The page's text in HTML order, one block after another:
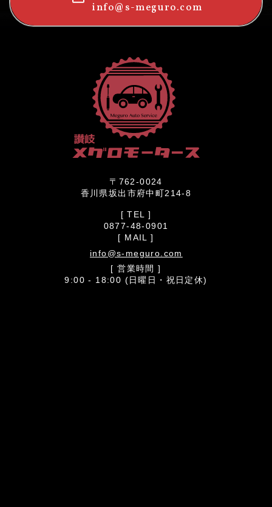
info@s-meguro.com
〒762-0024
香川県坂出市府中町214-8
[ TEL ]
0877-48-0901
[ MAIL ]
info@s-meguro.com
[ 営業時間 ]
9:00 - 18:00 (日曜日・祝日定休)